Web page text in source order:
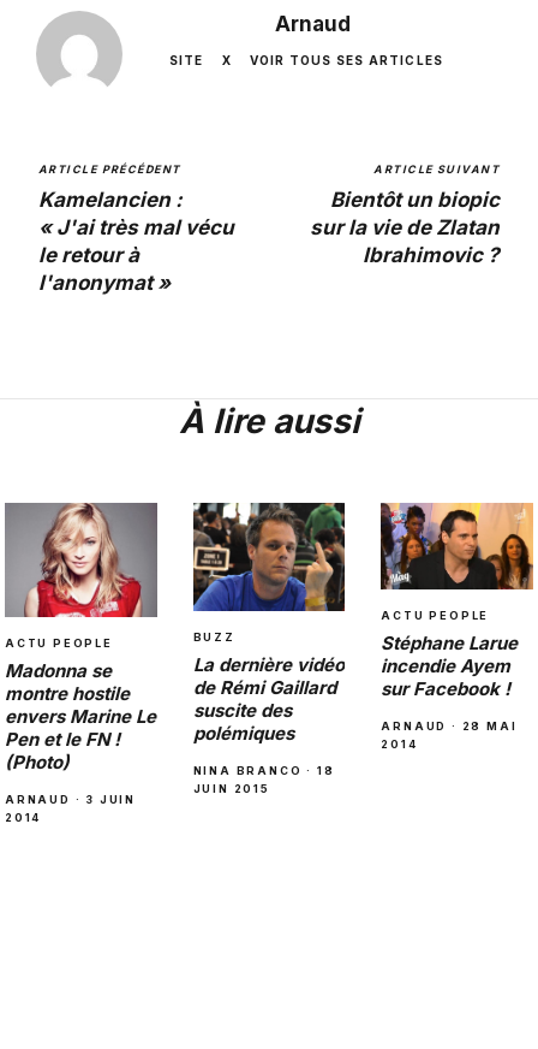
Arnaud
SITE X VOIR TOUS SES ARTICLES
ARTICLE PRÉCÉDENT
Kamelancien :
« J'ai très mal vécu
le retour à
l'anonymat »
ARTICLE SUIVANT
Bientôt un biopic
sur la vie de Zlatan
Ibrahimovic ?
À lire aussi
ACTU PEOPLE
Madonna se
montre hostile
envers Marine Le
Pen et le FN !
(Photo)
ARNAUD · 3 JUIN
2014
BUZZ
La dernière vidéo
de Rémi Gaillard
suscite des
polémiques
NINA BRANCO · 18
JUIN 2015
ACTU PEOPLE
Stéphane Larue
incendie Ayem
sur Facebook !
ARNAUD · 28 MAI
2014